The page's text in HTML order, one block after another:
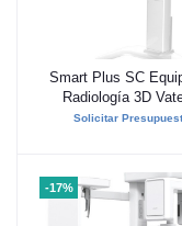
Añadir al
Smart Plus SC
Radiología 3D
Solicitar
-17%